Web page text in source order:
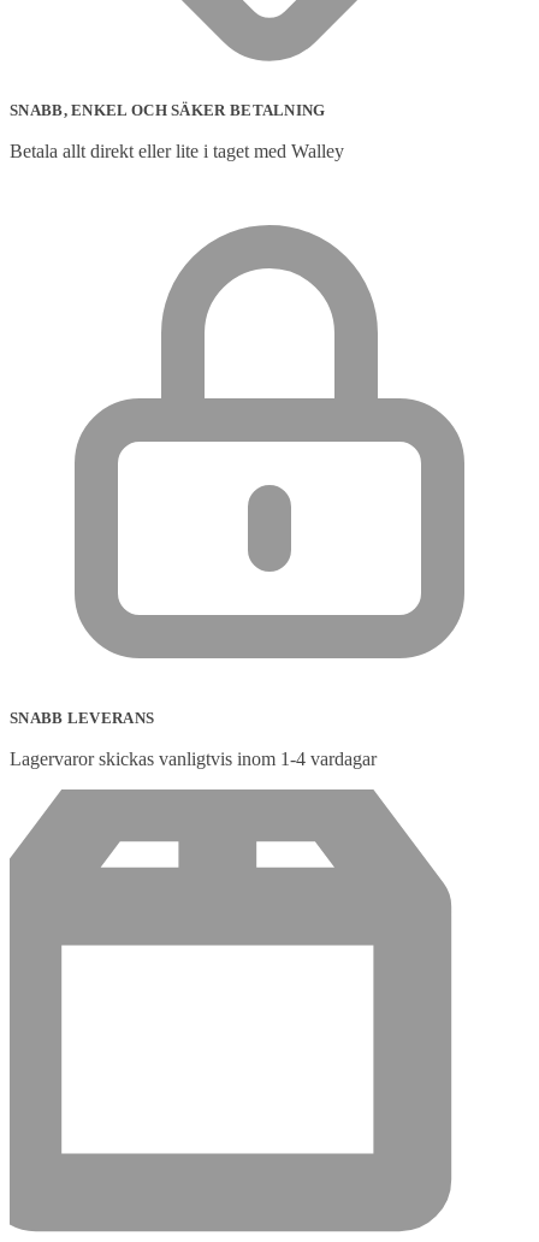
SNABB, ENKEL OCH SÄKER BETALNING
Betala allt direkt eller lite i taget med Walley
SNABB LEVERANS
Lagervaror skickas vanligtvis inom 1-4 vardagar